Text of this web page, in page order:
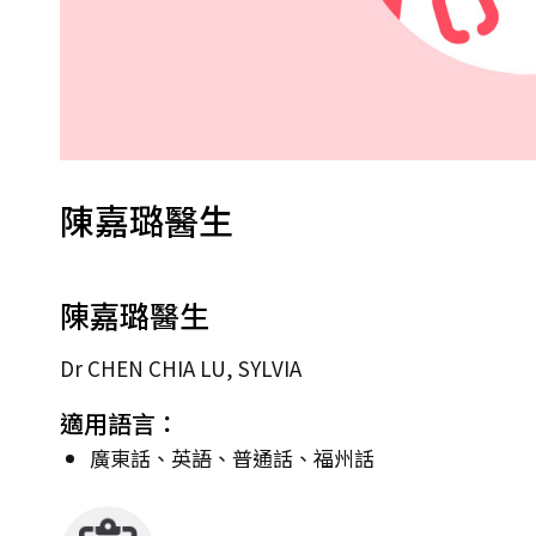
陳嘉璐醫生
陳嘉璐醫生
Dr CHEN CHIA LU, SYLVIA
適用語言：
廣東話、英語、普通話、福州話